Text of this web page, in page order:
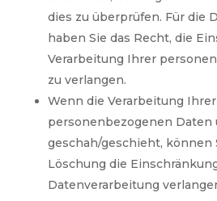
dies zu überprüfen. Für die
haben Sie das Recht, die
Verarbeitung Ihrer
zu verlangen.
Wenn die Verarbeitung Ihrer
personenbezogenen Daten
geschah/geschieht, können
Löschung die
Datenverarbeitung